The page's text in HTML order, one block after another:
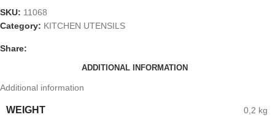
SKU: 11068
Category: KITCHEN UTENSILS
Share:
ADDITIONAL INFORMATION
Additional information
WEIGHT 0,2 kg